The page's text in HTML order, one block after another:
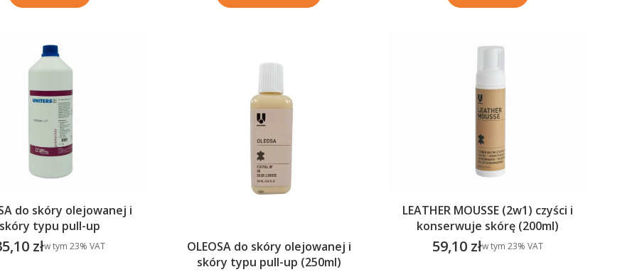
do skóry olejowanej i
skóry typu pull-up
brutto
złw tym %s VAT
w tym 23% VAT
OLEOSA do skóry olejowanej i
skóry typu pull-up (250ml)
LEATHER MOUSSE (2w1) czyści i
konserwuje skórę (200ml)
Cena brutto
59,10 złw tym %s VAT
w tym 23% VAT